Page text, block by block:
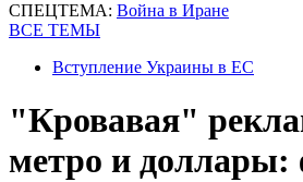
СПЕЦТЕМА: Война в Иране
ВСЕ ТЕМЫ
Вступление Украины в ЕС
"Кровавая"
метро и доллары: